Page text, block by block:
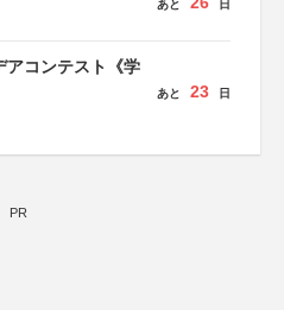
あと 日
アコンテスト《学
あと 23 日
PR